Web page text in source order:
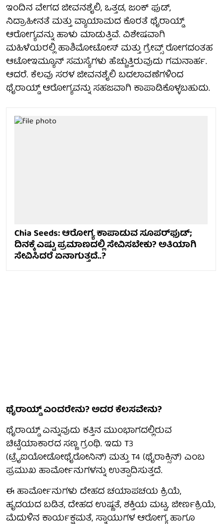
ಇಂದಿನ ವೇಗದ ಜೀವನಶೈಲಿ, ಒತ್ತಡ, ಜಂಕ್ ಫುಡ್,
ನಿದ್ರಾಹೀನತೆ ಮತ್ತು ವ್ಯಾಯಾಮದ ಕೊರತೆ ಥೈರಾಯ್ಡ್
ಆರೋಗ್ಯವನ್ನು ಹಾಳು ಮಾಡುತ್ತಿವೆ. ವಿಶೇಷವಾಗಿ
ಮಹಿಳೆಯರಲ್ಲಿ ಹಾಶಿಮೋಟೋಸ್ ಮತ್ತು ಗ್ರೇವ್ಸ್‌ ರೋಗದಂತಹ
ಆಟೋಇಮ್ಯೂನ್ ಸಮಸ್ಯೆಗಳು ಹೆಚ್ಚುತ್ತಿರುವುದು ಗಮನಾರ್ಹ.
ಆದರೆ. ಕೆಲವು ಸರಳ ಜೀವನಶೈಲಿ ಬದಲಾವಣೆಗಳಿಂದ
ಥೈರಾಯ್ಡ್ ಆರೋಗ್ಯವನ್ನು ಸಹಜವಾಗಿ ಕಾಪಾಡಿಕೊಳ್ಳಬಹುದು.
Chia Seeds: ಆರೋಗ್ಯ ಕಾಪಾಡುವ ಸೂಪರ್‌ಫುಡ್;
ದಿನಕ್ಕೆ ಎಷ್ಟು ಪ್ರಮಾಣದಲ್ಲಿ ಸೇವಿಸಬೇಕು? ಅತಿಯಾಗಿ
ಸೇವಿಸಿದರೆ ಏನಾಗುತ್ತದೆ..?
ಥೈರಾಯ್ಡ್ ಎಂದರೇನು? ಅದರ ಕೆಲಸವೇನು?
ಥೈರಾಯ್ಡ್ ಎನ್ನುವುದು ಕತ್ತಿನ ಮುಂಭಾಗದಲ್ಲಿರುವ
ಚಿಟ್ಟೆಯಾಕಾರದ ಸಣ್ಣ ಗ್ರಂಥಿ. ಇದು T3
(ಟ್ರೈಐಯೋಡೋಥೈರೋನಿನ್) ಮತ್ತು T4 (ಥೈರಾಕ್ಸಿನ್) ಎಂಬ
ಪ್ರಮುಖ ಹಾರ್ಮೋನುಗಳನ್ನು ಉತ್ಪಾದಿಸುತ್ತದೆ.
ಈ ಹಾರ್ಮೋನುಗಳು ದೇಹದ ಚಯಾಪಚಯ ಕ್ರಿಯೆ,
ಹೃದಯದ ಬಡಿತ, ದೇಹದ ಉಷ್ಣತೆ, ಶಕ್ತಿಯ ಮಟ್ಟ, ಜೀರ್ಣಕ್ರಿಯೆ,
ಮೆದುಳಿನ ಕಾರ್ಯಕ್ಷಮತೆ, ಸ್ನಾಯುಗಳ ಆರೋಗ್ಯ ಹಾಗೂ